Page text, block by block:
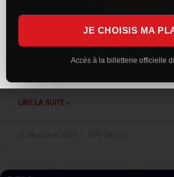
Face au leader montpelliérain, le CVB52
sérieuse et engagée. Solides dès
su concrétiser leur bon début de match
LIRE LA SUITE »
JE CHOISIS MA
Accès à la billetterie officielle